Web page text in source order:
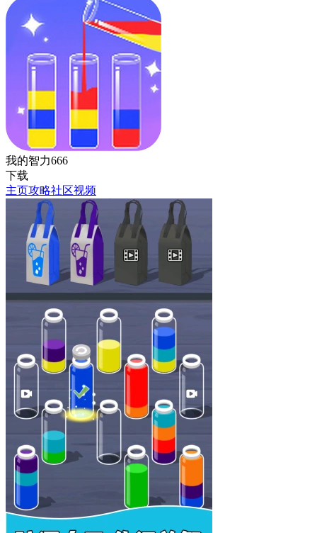
我的智力666
下载
主页攻略社区视频